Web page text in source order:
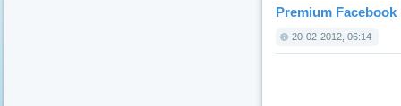
Premium
20-02-2012, 06:14